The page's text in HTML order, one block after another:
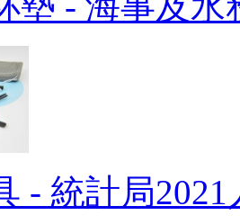
- 統計局2021